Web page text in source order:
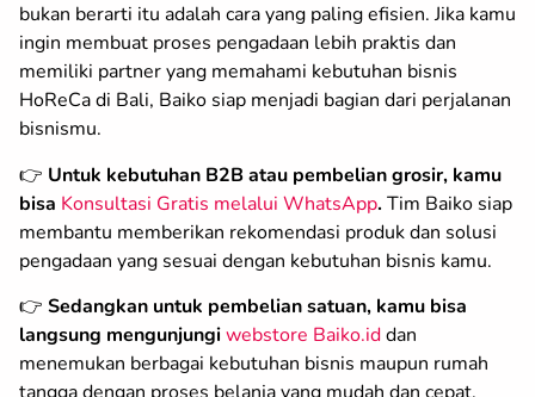
bukan berarti itu adalah cara yang paling efisien. Jika kamu
ingin membuat proses pengadaan lebih praktis dan
memiliki partner yang memahami kebutuhan bisnis
HoReCa di Bali, Baiko siap menjadi bagian dari perjalanan
bisnismu.
👉 Untuk kebutuhan B2B atau pembelian grosir, kamu
bisa Konsultasi Gratis melalui WhatsApp.Tim Baiko siap
membantu memberikan rekomendasi produk dan solusi
pengadaan yang sesuai dengan kebutuhan bisnis kamu.
👉 Sedangkan untuk pembelian satuan, kamu bisa
langsung mengunjungiwebstore Baiko.iddan
menemukan berbagai kebutuhan bisnis maupun rumah